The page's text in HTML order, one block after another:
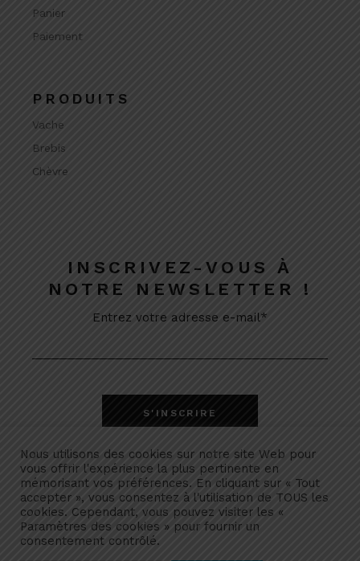
Panier
Paiement
PRODUITS
Vache
Brebis
Chèvre
INSCRIVEZ-VOUS À
NOTRE NEWSLETTER !
Entrez votre adresse e-mail*
Politique de confidentialité
Nous utilisons des cookies sur notre site Web pour
vous offrir l'expérience la plus pertinente en
mémorisant vos préférences. En cliquant sur « Tout
accepter », vous consentez à l'utilisation de TOUS les
cookies. Cependant, vous pouvez visiter les «
Paramètres des cookies » pour fournir un
consentement contrôlé.